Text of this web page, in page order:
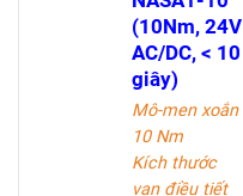
hoạt động bình
thường, bộ
truyền động đã
điều khiển thiết
bị. Trong
trường hợp mất
điện, bộ truyền
(10Nm, 24V
AC/DC, < 10
giây)
Mô-men xoắn
10 Nm
Kích thước
van điều tiết